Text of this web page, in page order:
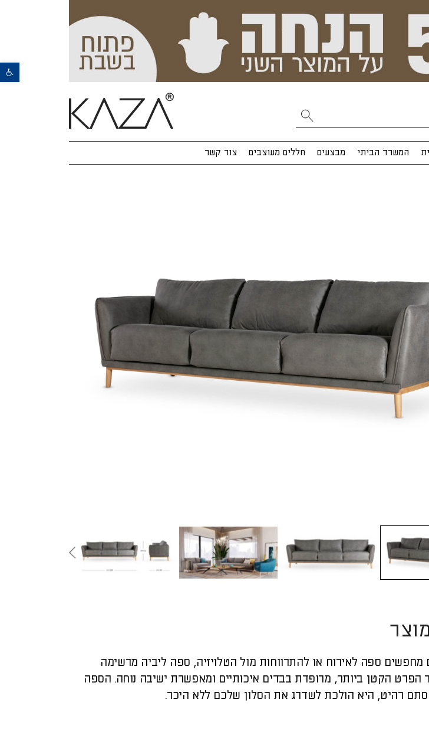
פתח סרגל נגישות
המשרד הביתי מבצעים חללים מעוצבים צור קשר
ספה לאירוח או להתרווחות מול הטלויזיה, ספה ליביה מרשימה
הפרט הקטן ביותר, מרופדת בבדים איכותיים ומאפשרת ישיבה נוחה. הספה
סתם רהיט, היא הולכת לשדרג את הסלון שלכם ללא היכר.